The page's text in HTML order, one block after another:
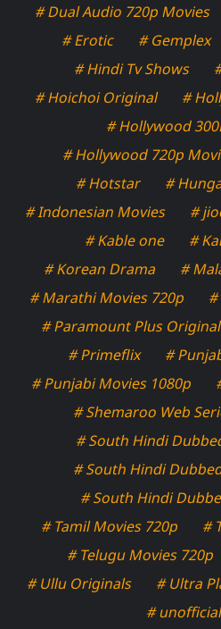
# Dual Audio 720p Movies
# Erotic
# Gemplex
# Hindi Tv Shows
# Hoichoi Original
#
# Hollywood
# Hollywood 720p
# Hotstar
#
# Indonesian Movies
#
# Kable one
#
# Korean Drama
#
# Marathi Movies 720p
#
# Paramount Plus Original
# Primeflix
#
# Punjabi Movies 1080p
# Shemaroo Web
# South Hindi
# South Hindi
# South Hindi
# Tamil Movies 720p
#
# Telugu Movies 720p
# Ullu Originals
# Ultra
#